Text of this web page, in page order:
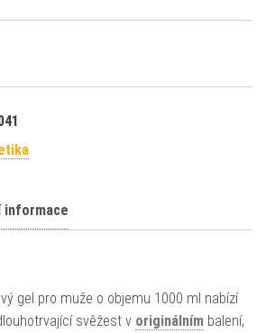
informace
gel pro muže o objemu 1000 ml nabízí
svěžest v originálním balení,